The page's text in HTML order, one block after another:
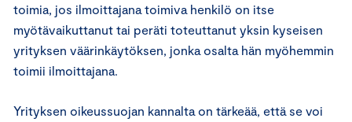
toimia, jos ilmoittajana toimiva henkilö on itse
myötävaikuttanut tai peräti toteuttanut yksin kyseisen
yrityksen väärinkäytöksen, jonka osalta hän myöhemmin
toimii ilmoittajana.
Yrityksen oikeussuojan kannalta on tärkeää, että se voi